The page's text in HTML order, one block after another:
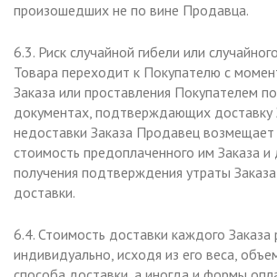
произошедших не по вине Продавца.
6.3. Риск случайной гибели или
Товара переходит к Покупателю с
Заказа или проставления Покупателем
документах, подтверждающих доставку
недоставки Заказа Продавец
стоимость предоплаченного им Заказа и
получения подтверждения утраты
доставки.
6.4. Стоимость доставки каждого Заказа
индивидуально, исходя из его веса,